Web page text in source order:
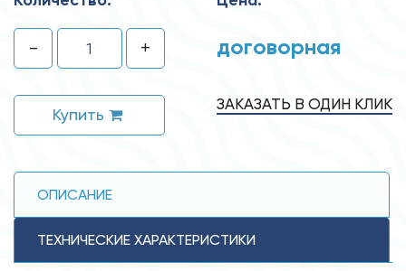
- +
Купить
договорная
ЗАКАЗАТЬ В ОДИН КЛИК
ОПИСАНИЕ
ТЕХНИЧЕСКИЕ ХАРАКТЕРИСТИКИ